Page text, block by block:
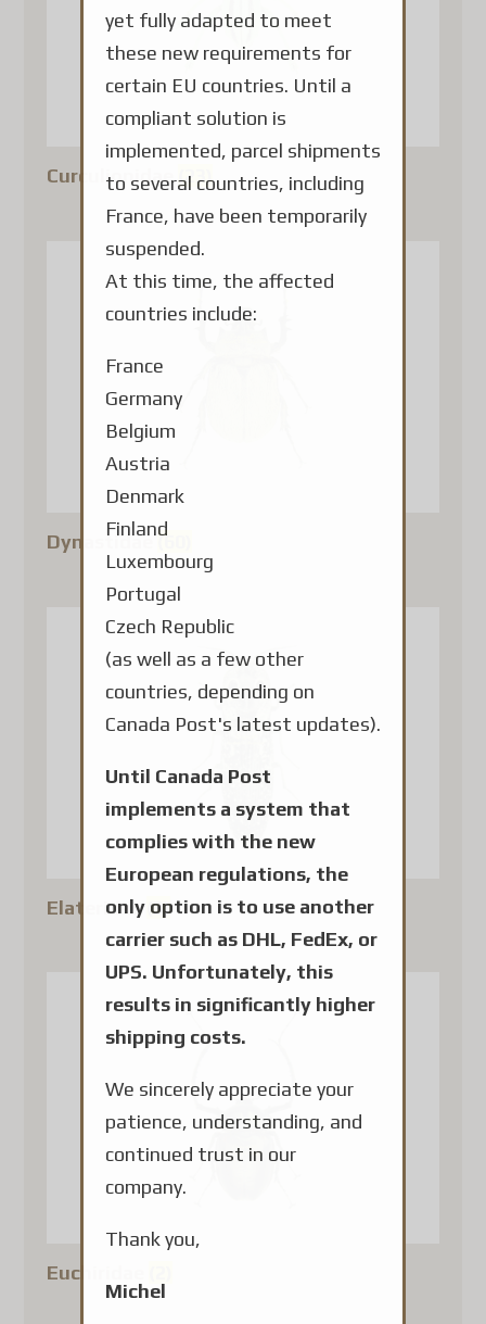
Curculionidae(23)
Dynastidae(60)
Elateridae (3)
Euchiridae
yet fully adapted to meet
these new requirements for
certain EU countries. Until a
compliant solution is
implemented, parcel shipments
to several countries, including
France, have been temporarily
suspended.
At this time, the affected
countries include:
France
Germany
Belgium
Austria
Denmark
Finland
Luxembourg
Portugal
Czech Republic
(as well as a few other
countries, depending on
Canada Post's latest updates).
Until Canada Post
implements a system that
complies with the new
European regulations, the
only option is to use another
carrier such as DHL, FedEx, or
UPS. Unfortunately, this
results in significantly higher
shipping costs.
We sincerely appreciate your
patience, understanding, and
continued trust in our
company.
Thank you,
Michel